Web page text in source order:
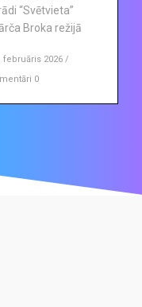
“Svētvieta”
Broka režijā
februāris 2026 /
0